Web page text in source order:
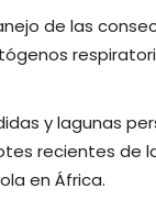
de las
y lagunas
recientes de
en África.